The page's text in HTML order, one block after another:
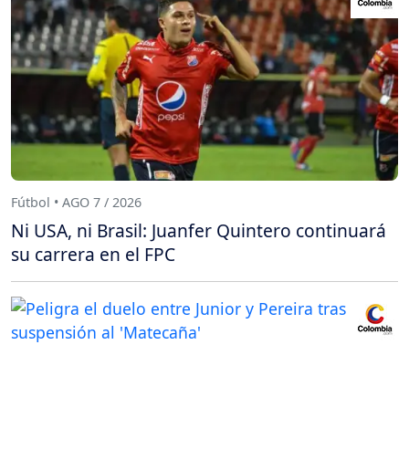
Fútbol • AGO 7 / 2026
Ni USA, ni Brasil: Juanfer Quintero continuará
su carrera en el FPC